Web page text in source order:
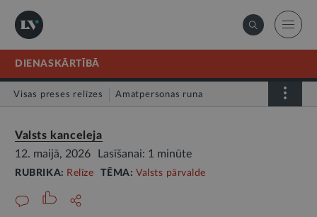
DIENASKĀRTĪBĀ
Visas preses relīzes Amatpersonas runa
Valsts kanceleja
12. maijā, 2026
Lasīšanai: 1 minūte
RUBRIKA: Relīze TĒMA:Valsts pārvalde